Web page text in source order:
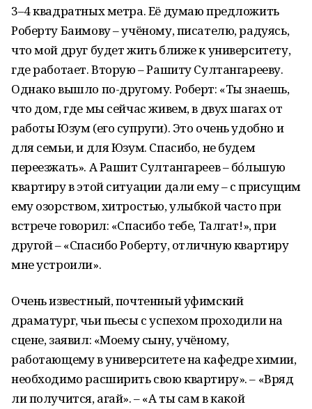
3–4 квадратных метра. Её думаю предложить
Роберту Баимову – учёному, писателю, радуясь,
что мой друг будет жить ближе к университету,
где работает. Вторую – Рашиту Султангарееву.
Однако вышло по-другому. Роберт: «Ты знаешь,
что дом, где мы сейчас живем, в двух шагах от
работы Юзум (его супруги). Это очень удобно и
для семьи, и для Юзум. Спасибо, не будем
переезжать». А Рашит Султангареев – бóльшую
квартиру в этой ситуации дали ему – с присущим
ему озорством, хитростью, улыбкой часто при
встрече говорил: «Спасибо тебе, Талгат!», при
другой – «Спасибо Роберту, отличную квартиру
мне устроили».
Очень известный, почтенный уфимский
драматург, чьи пьесы с успехом проходили на
сцене, заявил: «Моему сыну, учёному,
работающему в университете на кафедре химии,
необходимо расширить свою квартиру». – «Вряд
ли получится, агай». – «А ты сам в какой